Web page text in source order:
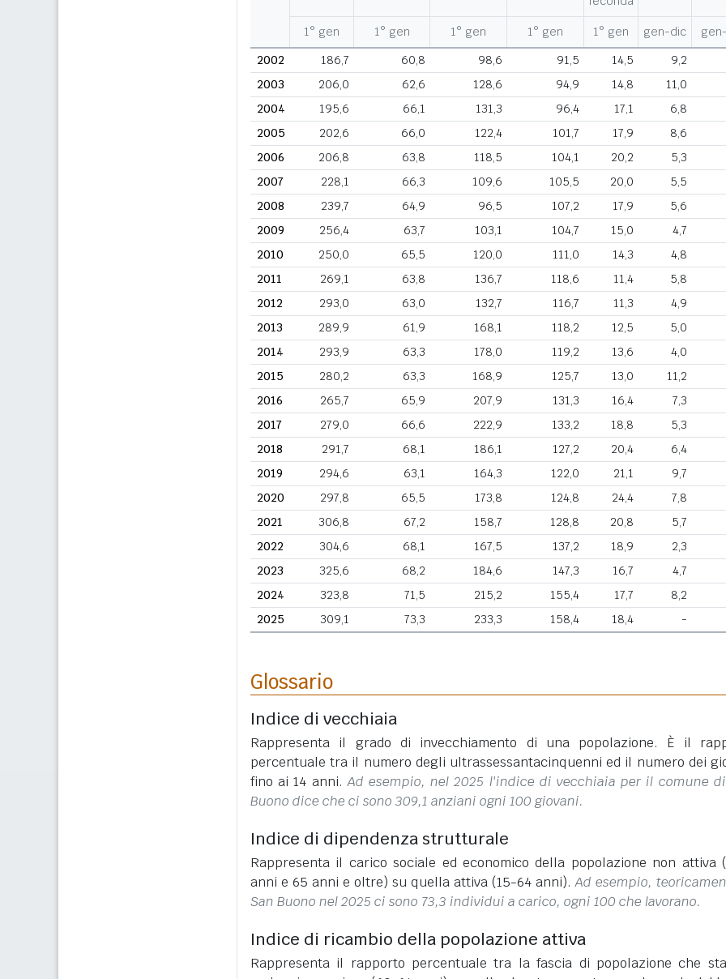
1° gen 1° gen 1° gen 1° gen 1° gen gen-dic
2002
186,7 60,8 98,6 91,5 14,5
9,2
2003
206,0 62,6 128,6 94,9 14,8
11,0
2004
195,6 66,1 131,3 96,4 17,1
6,8
2005
202,6 66,0 122,4 101,7 17,9
8,6
2006
206,8 63,8 118,5 104,1 20,2
5,3
2007
228,1 66,3 109,6 105,5 20,0
5,5
2008
239,7 64,9 96,5 107,2 17,9
5,6
2009
256,4 63,7 103,1 104,7 15,0
4,7
2010
250,0 65,5 120,0 111,0 14,3
4,8
2011
269,1 63,8 136,7 118,6 11,4
5,8
2012
293,0 63,0 132,7 116,7 11,3
4,9
2013
289,9 61,9 168,1 118,2 12,5
5,0
2014
293,9 63,3 178,0 119,2 13,6
4,0
2015
280,2 63,3 168,9 125,7 13,0
11,2
2016
265,7 65,9 207,9 131,3 16,4
7,3
2017
279,0 66,6 222,9 133,2 18,8
5,3
2018
291,7 68,1 186,1 127,2 20,4
6,4
2019
294,6 63,1 164,3 122,0 21,1
9,7
2020
297,8 65,5 173,8 124,8 24,4
7,8
2021
306,8 67,2 158,7 128,8 20,8
5,7
2022
304,6 68,1 167,5 137,2 18,9
2,3
2023
325,6 68,2 184,6 147,3 16,7
4,7
2024
323,8 71,5 215,2 155,4 17,7
8,2
2025
309,1 73,3 233,3 158,4 18,4 -
Glossario
Indice di vecchiaia
Rappresenta il grado di invecchiamento di una popolazione. È il
percentuale tra il numero degli ultrassessantacinquenni ed il numero dei
fino ai 14 anni.Ad esempio, nel 2025 l'indice di vecchiaia per il comune
Buono dice che ci sono 309,1 anziani ogni 100 giovani.
Indice di dipendenza strutturale
Rappresenta il carico sociale ed economico della popolazione non attiva
anni e 65 anni e oltre) su quella attiva (15-64 anni).Ad esempio,
San Buono nel 2025 ci sono 73,3 individui a carico, ogni 100 che lavorano.
Indice di ricambio della popolazione attiva
Rappresenta il rapporto percentuale tra la fascia di popolazione che